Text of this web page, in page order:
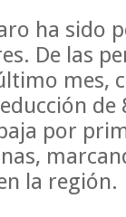
ha sido
De las
mes,
de
por
la región.